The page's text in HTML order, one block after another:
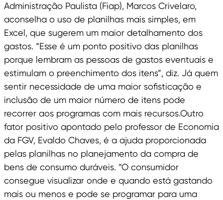
Administração Paulista (Fiap), Marcos Crivelaro,
aconselha o uso de planilhas mais simples, em
Excel, que sugerem um maior detalhamento dos
gastos. “Esse é um ponto positivo das planilhas
porque lembram as pessoas de gastos eventuais e
estimulam o preenchimento dos itens”, diz. Já quem
sentir necessidade de uma maior sofisticação e
inclusão de um maior número de itens pode
recorrer aos programas com mais recursos.Outro
fator positivo apontado pelo professor de Economia
da FGV, Evaldo Chaves, é a ajuda proporcionada
pelas planilhas no planejamento da compra de
bens de consumo duráveis. “O consumidor
consegue visualizar onde e quando está gastando
mais ou menos e pode se programar para uma